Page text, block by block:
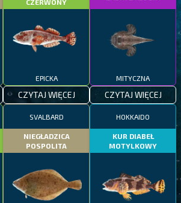
CZERWONY
EPICKA
CZYTAJ WIĘCEJ
MITYCZNA
CZYTAJ WIĘCEJ
SVALBARD
NIEGŁADZICA
POSPOLITA
HOKKAIDO
KUR DIABEŁ
MOTYLKOWY